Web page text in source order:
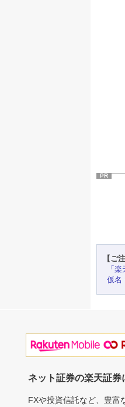
PR
【ご
「
仮名
ネット証券の楽天証券
FXや投資信託など、豊富